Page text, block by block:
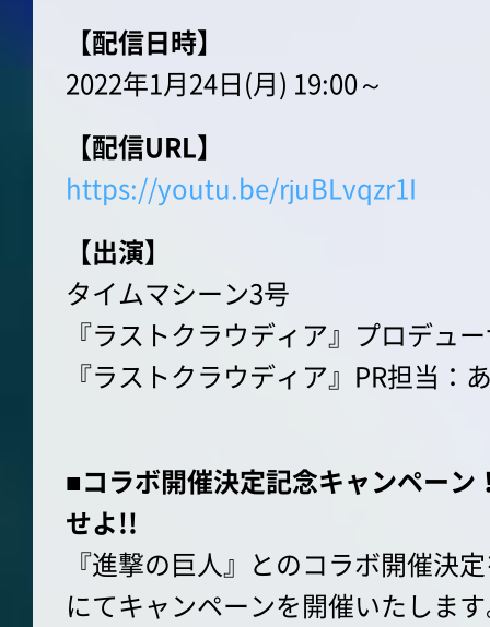
【配信日時】
2022年1月24日(月) 19:00～
【配信URL】
https://youtu.be/rjuBLvqzr1I
【出演】
タイムマシーン3号
『ラストクラウディア』プロデュ
『ラストクラウディア』PR担当：
■コラボ開催決定記念キャンペーン
せよ!!
『進撃の巨人』とのコラボ開催決
にてキャンペーンを開催いたしま